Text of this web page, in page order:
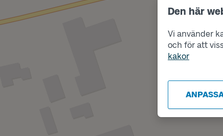
Den här
Vi använder
och för att
kakor